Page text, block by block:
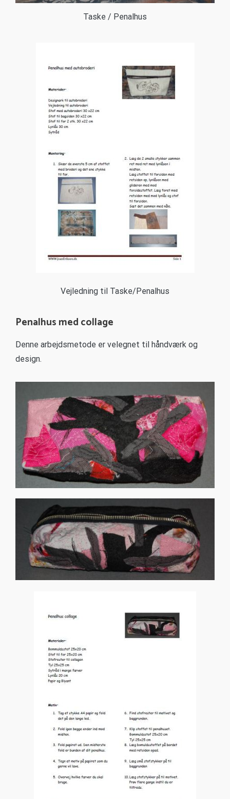
Taske / Penalhus
Vejledning til Taske/Penalhus
Penalhus med collage
Denne arbejdsmetode er velegnet til håndværk og
design.